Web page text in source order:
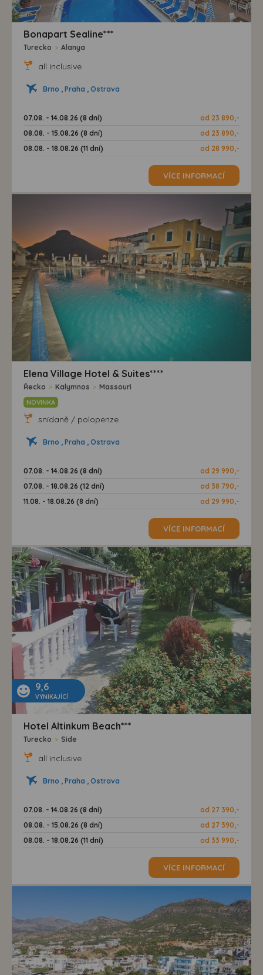
Bonapart Sealine***
Turecko > Alanya
all inclusive
Brno , Praha , Ostrava
07.08. - 14.08.26 (8 dní)
od 23 890,-
08.08. - 15.08.26 (8 dní)
od 23 890,-
08.08. - 18.08.26 (11 dní)
od 28 990,-
VÍCE INFORMACÍ
Elena Village Hotel & Suites****
Řecko > Kalymnos > Massouri
NOVINKA
snídaně / polopenze
Brno , Praha , Ostrava
07.08. - 14.08.26 (8 dní)
od 29 990,-
07.08. - 18.08.26 (12 dní)
od 38 790,-
11.08. - 18.08.26 (8 dní)
od 29 990,-
VÍCE INFORMACÍ
9,6
VYNIKAJÍCÍ
Hotel Altinkum Beach***
Turecko > Side
all inclusive
Brno , Praha , Ostrava
07.08. - 14.08.26 (8 dní)
od 27 390,-
08.08. - 15.08.26 (8 dní)
od 27 390,-
08.08. - 18.08.26 (11 dní)
od 33 990,-
VÍCE INFORMACÍ